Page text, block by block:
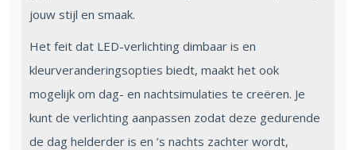
jouw stijl en smaak.
Het feit dat LED-verlichting dimbaar is en
kleurveranderingsopties biedt, maakt het ook
mogelijk om dag- en nachtsimulaties te creëren. Je
kunt de verlichting aanpassen zodat deze gedurende
de dag helderder is en ’s nachts zachter wordt,